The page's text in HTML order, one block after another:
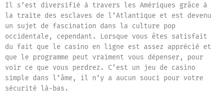
Il s’est diversifié à travers les Amériques grâce à
la traite des esclaves de l’Atlantique et est devenu
un sujet de fascination dans la culture pop
occidentale, cependant. Lorsque vous êtes satisfait
du fait que le casino en ligne est assez apprécié et
que le programme peut vraiment vous dépenser, pour
voir ce que vous perdrez. C’est un jeu de casino
simple dans l’âme, il n’y a aucun souci pour votre
sécurité là-bas.